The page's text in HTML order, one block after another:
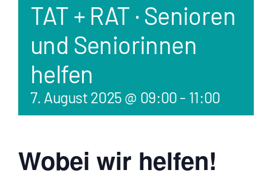
TAT + RAT · Senioren
und Seniorinnen
helfen
7. August 2025 @ 09:00 - 11:00
Wobei wir helfen!